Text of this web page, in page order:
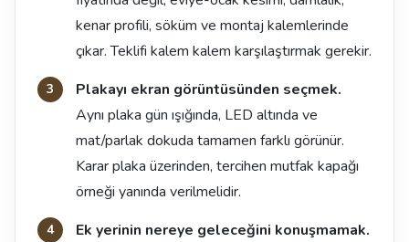
kenar profili, söküm ve montaj kalemlerinde
çıkar. Teklifi kalem kalem karşılaştırmak gerekir.
Plakayı ekran görüntüsünden seçmek.
Aynı plaka gün ışığında, LED altında ve
mat/parlak dokuda tamamen farklı görünür.
Karar plaka üzerinden, tercihen mutfak kapağı
örneği yanında verilmelidir.
Ek yerinin nereye geleceğini konuşmamak.